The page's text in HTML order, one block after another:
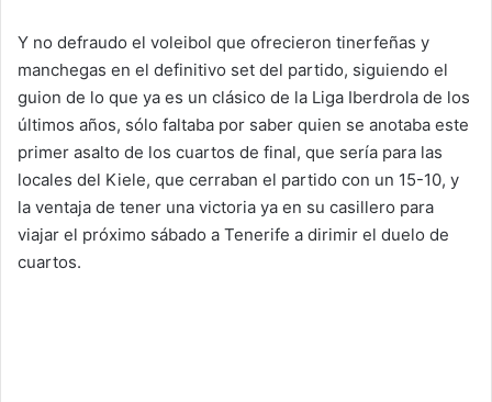
Y no defraudo el voleibol que ofrecieron tinerfeñas y
manchegas en el definitivo set del partido, siguiendo el
guion de lo que ya es un clásico de la Liga Iberdrola de los
últimos años, sólo faltaba por saber quien se anotaba este
primer asalto de los cuartos de final, que sería para las
locales del Kiele, que cerraban el partido con un 15-10, y
la ventaja de tener una victoria ya en su casillero para
viajar el próximo sábado a Tenerife a dirimir el duelo de
cuartos.